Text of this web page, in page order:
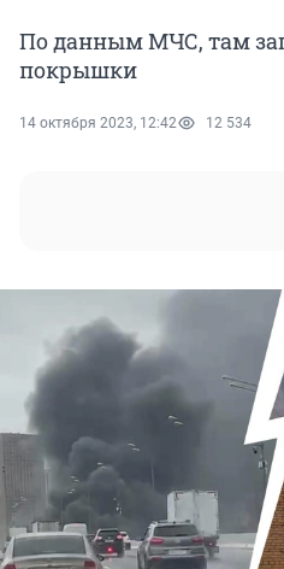
По данным МЧС, там
покрышки
14 октября 2023, 12:42 12 534